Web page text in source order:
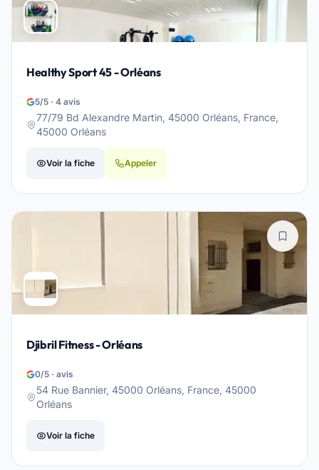
Healthy Sport 45 - Orléans
5/5 · 4 avis
77/79 Bd Alexandre Martin, 45000 Orléans, France,
45000 Orléans
Voir la fiche Appeler
Djibril Fitness - Orléans
0/5 · avis
54 Rue Bannier, 45000 Orléans, France, 45000
Orléans
Voir la fiche